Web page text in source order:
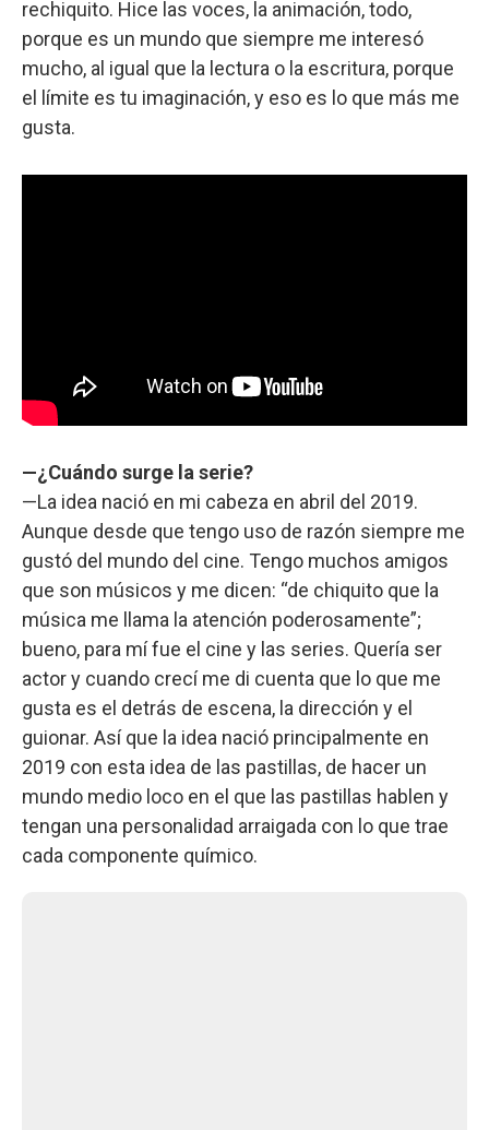
rechiquito. Hice las voces, la animación, todo,
porque es un mundo que siempre me interesó
mucho, al igual que la lectura o la escritura, porque
el límite es tu imaginación, y eso es lo que más me
gusta.
—¿Cuándo surge la serie?
—La idea nació en mi cabeza en abril del 2019.
Aunque desde que tengo uso de razón siempre me
gustó del mundo del cine. Tengo muchos amigos
que son músicos y me dicen: “de chiquito que la
música me llama la atención poderosamente”;
bueno, para mí fue el cine y las series. Quería ser
actor y cuando crecí me di cuenta que lo que me
gusta es el detrás de escena, la dirección y el
guionar. Así que la idea nació principalmente en
2019 con esta idea de las pastillas, de hacer un
mundo medio loco en el que las pastillas hablen y
tengan una personalidad arraigada con lo que trae
cada componente químico.